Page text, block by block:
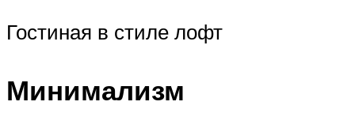
Гостиная в стиле лофт
Минимализм